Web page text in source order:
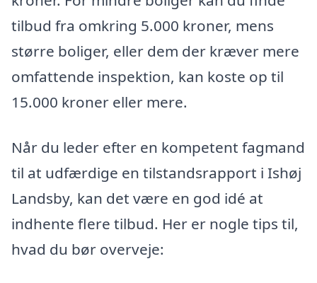
tilbud fra omkring 5.000 kroner, mens
større boliger, eller dem der kræver mere
omfattende inspektion, kan koste op til
15.000 kroner eller mere.
Når du leder efter en kompetent fagmand
til at udfærdige en tilstandsrapport i Ishøj
Landsby, kan det være en god idé at
indhente flere tilbud. Her er nogle tips til,
hvad du bør overveje: